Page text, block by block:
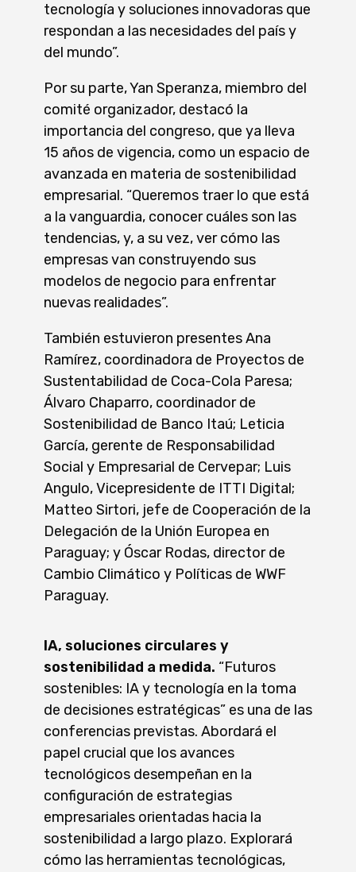
tecnología y soluciones innovadoras que
respondan a las necesidades del país y
del mundo”.
Por su parte, Yan Speranza, miembro del
comité organizador, destacó la
importancia del congreso, que ya lleva
15 años de vigencia, como un espacio de
avanzada en materia de sostenibilidad
empresarial. “Queremos traer lo que está
a la vanguardia, conocer cuáles son las
tendencias, y, a su vez, ver cómo las
empresas van construyendo sus
modelos de negocio para enfrentar
nuevas realidades”.
También estuvieron presentes Ana
Ramírez, coordinadora de Proyectos de
Sustentabilidad de Coca-Cola Paresa;
Álvaro Chaparro, coordinador de
Sostenibilidad de Banco Itaú; Leticia
García, gerente de Responsabilidad
Social y Empresarial de Cervepar; Luis
Angulo, Vicepresidente de ITTI Digital;
Matteo Sirtori, jefe de Cooperación de la
Delegación de la Unión Europea en
Paraguay; y Óscar Rodas, director de
Cambio Climático y Políticas de WWF
Paraguay.
IA, soluciones circulares y
sostenibilidad a medida. “Futuros
sostenibles: IA y tecnología en la toma
de decisiones estratégicas” es una de las
conferencias previstas. Abordará el
papel crucial que los avances
tecnológicos desempeñan en la
configuración de estrategias
empresariales orientadas hacia la
sostenibilidad a largo plazo. Explorará
cómo las herramientas tecnológicas,